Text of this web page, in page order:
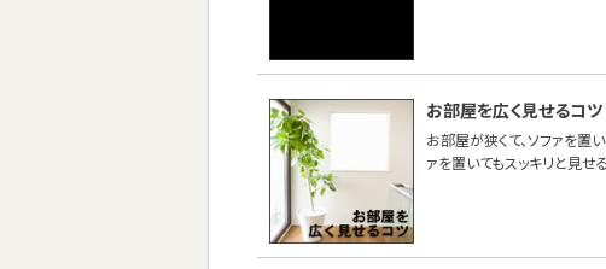
お部屋を広く見せるコツ
お部屋が狭くて、ソファを置
ァを置いてもスッキリと見せ